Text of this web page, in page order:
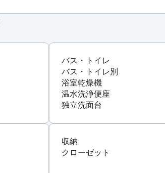
バス・トイレ
バス・トイレ別
浴室乾燥機
温水洗浄便座
独立洗面台
収納
クローゼット